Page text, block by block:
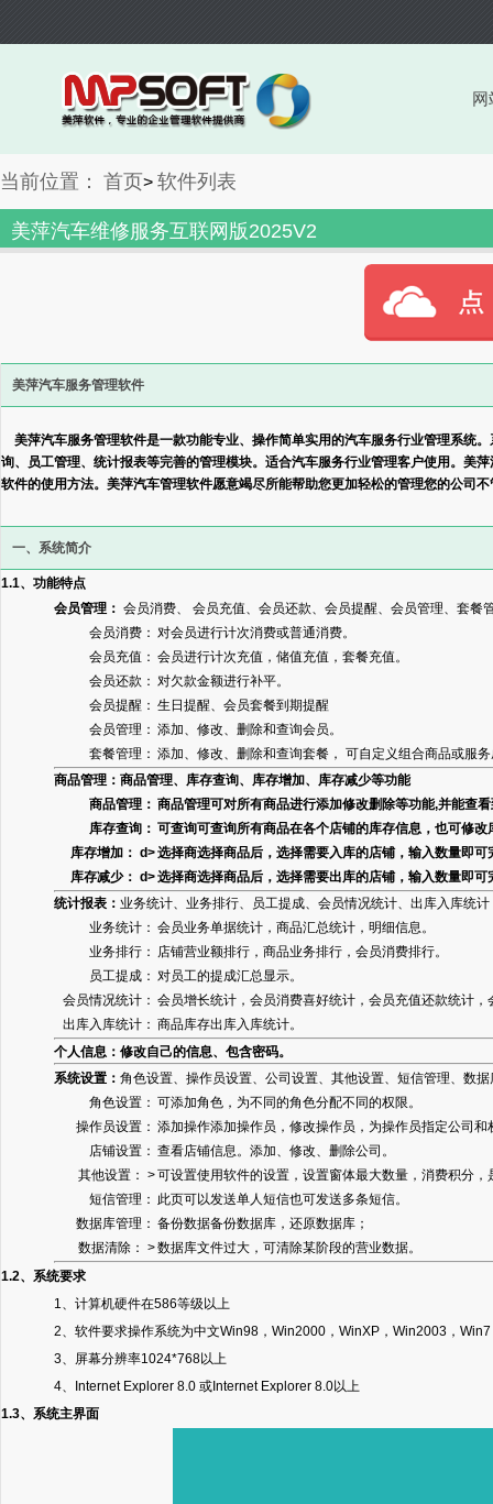
网
当前位置： 首页> 软件列表
美萍汽车维修服务互联网版2025V2
美萍汽车服务管理软件
美萍汽车服务管理软件是一款功能专业、操作简单实用的汽车服务行业管理系统
询、员工管理、统计报表等完善的管理模块。适合汽车服务行业管理客户使用。美
软件的使用方法。美萍汽车管理软件愿意竭尽所能帮助您更加轻松的管理您的公司
一、系统简介
1.1、功能特点
会员管理： 会员消费、 会员充值、会员还款、会员提醒、会员管理、套餐
会员消费： 对会员进行计次消费或普通消费。
会员充值： 会员进行计次充值，储值充值，套餐充值。
会员还款： 对欠款金额进行补平。
会员提醒： 生日提醒、会员套餐到期提醒
会员管理： 添加、修改、删除和查询会员。
套餐管理： 添加、修改、删除和查询套餐， 可自定义组合商品或服
商品管理：商品管理、库存查询、库存增加、库存减少等功能
商品管理： 商品管理可对所有商品进行添加修改删除等功能,并能查
库存查询： 可查询可查询所有商品在各个店铺的库存信息，也可修
库存增加： d>选择商选择商品后，选择需要入库的店铺，输入数量即可
库存减少： d>选择商选择商品后，选择需要出库的店铺，输入数量即可
统计报表： 业务统计、业务排行、员工提成、会员情况统计、出库入库统计
业务统计： 会员业务单据统计，商品汇总统计，明细信息。
业务排行： 店铺营业额排行，商品业务排行，会员消费排行。
员工提成： 对员工的提成汇总显示。
会员情况统计： 会员增长统计，会员消费喜好统计，会员充值还款统计，
出库入库统计： 商品库存出库入库统计。
个人信息：修改自己的信息、包含密码。
系统设置： 角色设置、操作员设置、公司设置、其他设置、短信管理、数
角色设置： 可添加角色，为不同的角色分配不同的权限。
操作员设置： 添加操作添加操作员，修改操作员，为操作员指定公司和
店铺设置： 查看店铺信息。添加、修改、删除公司。
其他设置： >可设置使用软件的设置，设置窗体最大数量，消费积分
短信管理： 此页可以发送单人短信也可发送多条短信。
数据库管理： 备份数据备份数据库，还原数据库；
数据清除： >数据库文件过大，可清除某阶段的营业数据。
1.2、系统要求
1、计算机硬件在586等级以上
2、软件要求操作系统为中文Win98，Win2000，WinXP，Win2003，Win7
3、屏幕分辨率1024*768以上
4、Internet Explorer 8.0 或Internet Explorer 8.0以上
1.3、系统主界面